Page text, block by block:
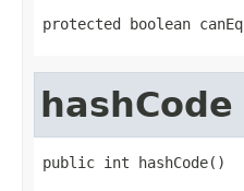
protected boolean
hashCode
public int hashCode()